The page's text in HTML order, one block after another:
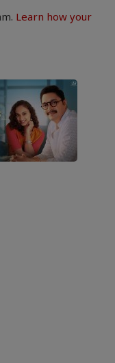
Learn how your